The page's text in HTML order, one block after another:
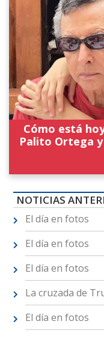
Cómo está
Palito Ortega
NOTICIAS
El día en fotos
El día en fotos
El día en fotos
La cruzada de
El día en fotos